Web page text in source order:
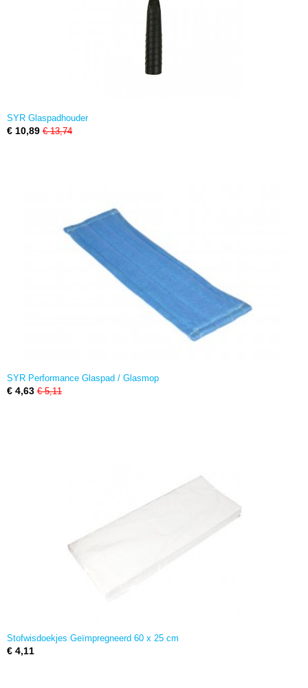
SYR Glaspadhouder
€ 10,89 € 13,74
SYR Performance Glaspad / Glasmop
€ 4,63 € 5,11
Stofwisdoekjes Geïmpregneerd 60 x 25 cm
€ 4,11